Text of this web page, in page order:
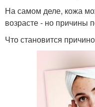
На самом деле, кожа
возрасте - но причины
Что становится